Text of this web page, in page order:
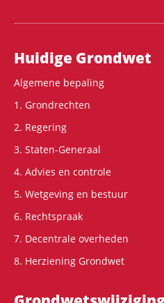
Hoofdnavigatie
Huidige Grondwet
Algemene bepaling
1. Grondrechten
2. Regering
3. Staten-Generaal
4. Advies en controle
5. Wetgeving en bestuur
6. Rechtspraak
7. Decentrale overheden
8. Herziening Grondwet